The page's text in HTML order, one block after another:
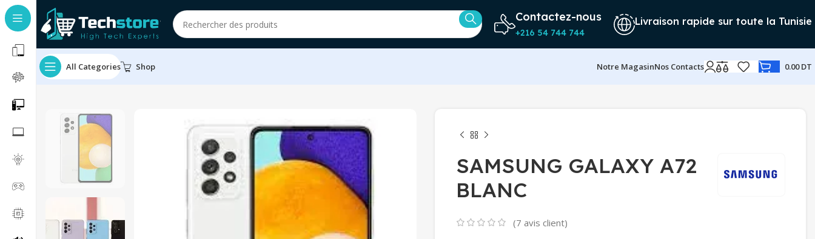
Contactez-nous
+216 54 744 744
Livraison rapide sur toute la Tunisie
All Categories Shop Notre MagasinNos Contacts 0.00DT
SAMSUNG GALAXY A72
BLANC
(7 avis client)